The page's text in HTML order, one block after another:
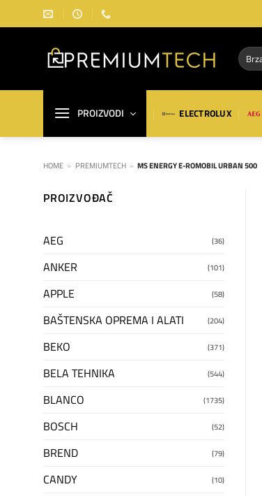
na
Pretraga
za:
PROIZVODI ELECTROLUX
HOME » PREMIUMTECH » MS ENERGY E-ROMOBIL URBAN 500
PROIZVOĐAČ
AEG (36)
ANKER (101)
APPLE (58)
BAŠTENSKA OPREMA I ALATI (204)
BEKO (371)
BELA TEHNIKA (544)
BLANCO (1735)
BOSCH (52)
BREND (79)
CANDY (10)